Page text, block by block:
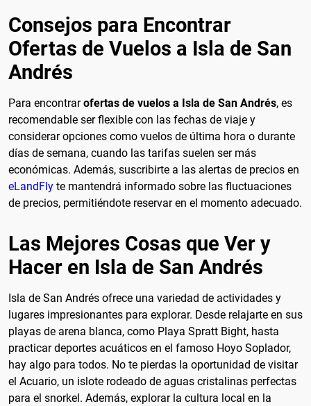
Consejos para Encontrar
Ofertas de Vuelos a Isla de San
Andrés
Para encontrarofertas de vuelos a Isla de San Andrés, es
recomendable ser flexible con las fechas de viaje y
considerar opciones como vuelos de última hora o durante
días de semana, cuando las tarifas suelen ser más
económicas. Además, suscribirte a las alertas de precios en
eLandFly te mantendrá informado sobre las fluctuaciones
de precios, permitiéndote reservar en el momento adecuado.
Las Mejores Cosas que Ver y
Hacer en Isla de San Andrés
Isla de San Andrés ofrece una variedad de actividades y
lugares impresionantes para explorar. Desde relajarte en sus
playas de arena blanca, como Playa Spratt Bight, hasta
practicar deportes acuáticos en el famoso Hoyo Soplador,
hay algo para todos. No te pierdas la oportunidad de visitar
el Acuario, un islote rodeado de aguas cristalinas perfectas
para el snorkel. Además, explorar la cultura local en la